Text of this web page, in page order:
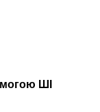
ШІ